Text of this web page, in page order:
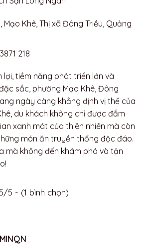
Mạo Khê, Thị xã Đông Triều, Quảng
218
lợi, tiềm năng phát triển lớn và
sắc, phường Mạo Khê, Đông
ngày càng khẳng định vị thế của
du khách không chỉ được đắm
xanh mát của thiên nhiên mà còn
món ăn truyền thống độc đáo.
mà không đến khám phá và tận
5/5 - (1 bình chọn)